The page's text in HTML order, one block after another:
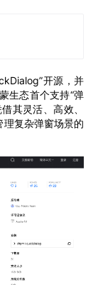
开源，并
生态首个支持“弹
借其灵活、高效、
复杂弹窗场景的